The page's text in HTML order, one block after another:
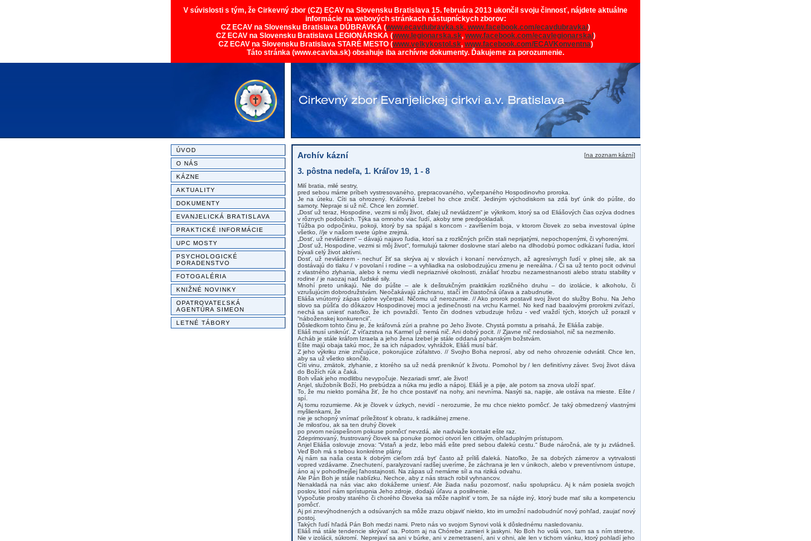
V súvislosti s tým, že Cirkevný zbor (CZ) ECAV na Slovensku Bratislava 15. februára 2013 ukončil svoju činnosť, nájdete aktuálne
informácie na webových stránkach nástupníckych zborov:
CZ ECAV na Slovensku Bratislava DÚBRAVKA (www.ecavdubravka.sk, www.facebook.com/ecavdubravka/)
CZ ECAV na Slovensku Bratislava LEGIONÁRSKA (www.legionarska.sk, www.facebook.com/ecavlegionarska/)
CZ ECAV na Slovensku Bratislava STARÉ MESTO (www.velkykostol.sk, www.facebook.com/ECAVKonventna)
Táto stránka (www.ecavba.sk) obsahuje iba archívne dokumenty. Ďakujeme za porozumenie.
ÚVOD
O NÁS
KÁZNE
AKTUALITY
DOKUMENTY
EVANJELICKÁ BRATISLAVA
PRAKTICKÉ INFORMÁCIE
UPC MOSTY
PSYCHOLOGICKÉ
PORADENSTVO
FOTOGALÉRIA
KNIŽNÉ NOVINKY
OPATROVATEĽSKÁ
AGENTÚRA SIMEON
LETNÉ TÁBORY
Archív kázní [na zoznam kázní]
3. pôstna nedeľa, 1. Kráľov 19, 1 - 8
Milí bratia, milé sestry,
pred sebou máme príbeh vystresovaného, prepracovaného, vyčerpaného Hospodinovho proroka.
Je na úteku. Cíti sa ohrozený. Kráľovná Ízebel ho chce zničiť. Jediným východiskom sa zdá byť únik do púšte, do
samoty. Nepraje si už nič. Chce len zomrieť.
„Dosť už teraz, Hospodine, vezmi si môj život, ďalej už nevládzem“ je výkrikom, ktorý sa od Eliášových čias ozýva dodnes
v rôznych podobách. Týka sa omnoho viac ľudí, akoby sme predpokladali.
Túžba po odpočinku, pokoji, ktorý by sa spájal s koncom - zavŕšením boja, v ktorom človek zo seba investoval úplne
všetko, //je v našom svete úplne zrejmá.
„Dosť, už nevládzem“ – dávajú najavo ľudia, ktorí sa z rozličných príčin stali neprijatými, nepochopenými, či vyhorenými.
„Dosť už, Hospodine, vezmi si môj život“, formulujú takmer doslovne starí alebo na dlhodobú pomoc odkázaní ľudia, ktorí
bývali celý život aktívni.
Dosť, už nevládzem - nechuť žiť sa skrýva aj v slovách i konaní nervóznych, až agresívnych ľudí v plnej sile, ak sa
dostávajú do tlaku / v povolaní i rodine – a vyhliadka na oslobodzujúcu zmenu je nereálna. / Či sa už tento pocit odvinul
z vlastného zlyhania, alebo k nemu viedli nepriaznivé okolnosti, znášať hrozbu nezamestnanosti alebo stratu stability v
rodine / je naozaj nad ľudské sily.
Mnohí preto unikajú. Nie do púšte – ale k deštrukčným praktikám rozličného druhu – do izolácie, k alkoholu, či
vzrušujúcim dobrodružstvám. Neočakávajú záchranu, stačí im čiastočná úľava a zabudnutie.
Eliáša vnútorný zápas úplne vyčerpal. Ničomu už nerozumie. // Ako prorok postavil svoj život do služby Bohu. Na Jeho
slovo sa púšťa do dôkazov Hospodinovej moci a jedinečnosti na vrchu Karmel. No keď nad baalovými prorokmi zvíťazí,
nechá sa uniesť natoľko, že ich povraždí. Tento čin dodnes vzbudzuje hrôzu - veď vraždí tých, ktorých už porazil v
“náboženskej konkurencii”.
Dôsledkom tohto činu je, že kráľovná zúri a prahne po Jeho živote. Chystá pomstu a prisahá, že Eliáša zabije.
Eliáš musí uniknúť. Z víťazstva na Karmel už nemá nič. Ani dobrý pocit. // Zjavne nič nedosiahol, nič sa nezmenilo.
Acháb je stále kráľom Izraela a jeho žena Ízebel je stále oddaná pohanským božstvám.
Ešte majú obaja takú moc, že sa ich nápadov, vyhrážok, Eliáš musí báť.
Z jeho výkriku znie zničujúce, pokorujúce zúfalstvo. // Svojho Boha neprosí, aby od neho ohrozenie odvrátil. Chce len,
aby sa už všetko skončilo.
Cíti vinu, zmätok, zlyhanie, z ktorého sa už nedá preniknúť k životu. Pomohol by / len definitívny záver. Svoj život dáva
do Božích rúk a čaká.
Boh však jeho modlitbu nevypočuje. Nezariadi smrť, ale život!
Anjel, služobník Boží, Ho prebúdza a núka mu jedlo a nápoj. Eliáš je a pije, ale potom sa znova uloží spať.
To, že mu niekto pomáha žiť, že ho chce postaviť na nohy, ani nevníma. Nasýti sa, napije, ale ostáva na mieste. Ešte /
spí.
Aj tomu rozumieme. Ak je človek v úzkych, nevidí - nerozumie, že mu chce niekto pomôcť. Je taký obmedzený vlastnými
myšlienkami, že
nie je schopný vnímať príležitosť k obratu, k radikálnej zmene.
Je milosťou, ak sa ten druhý človek
po prvom neúspešnom pokuse pomôcť nevzdá, ale nadviaže kontakt ešte raz.
Zdeprimovaný, frustrovaný človek sa ponuke pomoci otvorí len citlivým, ohľaduplným prístupom.
Anjel Eliáša oslovuje znova: “Vstaň a jedz, lebo máš ešte pred sebou ďalekú cestu.“ Bude náročná, ale ty ju zvládneš.
Veď Boh má s tebou konkrétne plány.
Aj nám sa naša cesta k dobrým cieľom zdá byť často až príliš ďaleká. Natoľko, že sa dobrých zámerov a vytrvalosti
vopred vzdávame. Znechutení, paralyzovaní radšej uveríme, že záchrana je len v únikoch, alebo v preventívnom ústupe,
áno aj v pohodlnejšej ľahostajnosti. Na zápas už nemáme síl a na riziká odvahu.
Ale Pán Boh je stále nablízku. Nechce, aby z nás strach robil vyhnancov.
Nenakladá na nás viac ako dokážeme uniesť. Ale žiada našu pozornosť, našu spoluprácu. Aj k nám posiela svojich
poslov, ktorí nám sprístupnia Jeho zdroje, dodajú úľavu a posilnenie.
Vypočutie prosby starého či chorého človeka sa môže naplniť v tom, že sa nájde iný, ktorý bude mať silu a kompetenciu
pomôcť.
Aj pri znevýhodnených a odsúvaných sa môže zrazu objaviť niekto, kto im umožní nadobudnúť nový pohľad, zaujať nový
postoj.
Takých ľudí hľadá Pán Boh medzi nami. Preto nás vo svojom Synovi volá k dôslednému nasledovaniu.
Eliáš má stále tendencie skrývať sa. Potom aj na Chórebe zamieri k jaskyni. No Boh ho volá von, tam sa s ním stretne.
Nie v izolácii, súkromí. Neprejaví sa ani v búrke, ani v zemetrasení, ani v ohni, ale len v tichom vánku, ktorý pohladí jeho